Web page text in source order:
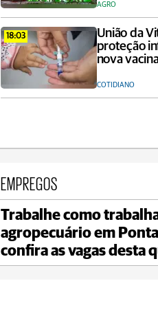
AGRO
18:03
União da
proteção
nova
COTIDIANO
Jaguariaíva
max 21°C
EMPREGOS
Trabalhe como
agropecuário em
confira as vagas desta